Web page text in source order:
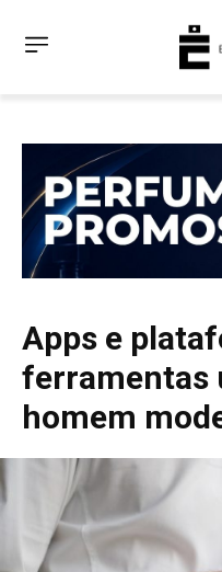
Apps e
ferramentas
homem